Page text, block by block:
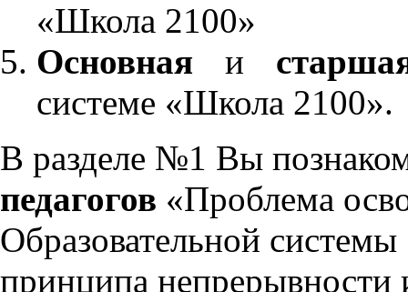
«Школа 2100»
Основнаяи
системе «Школа 2100».
В разделе №1 Вы
педагогов «Проблема
Образовательной
принципа непрерывности